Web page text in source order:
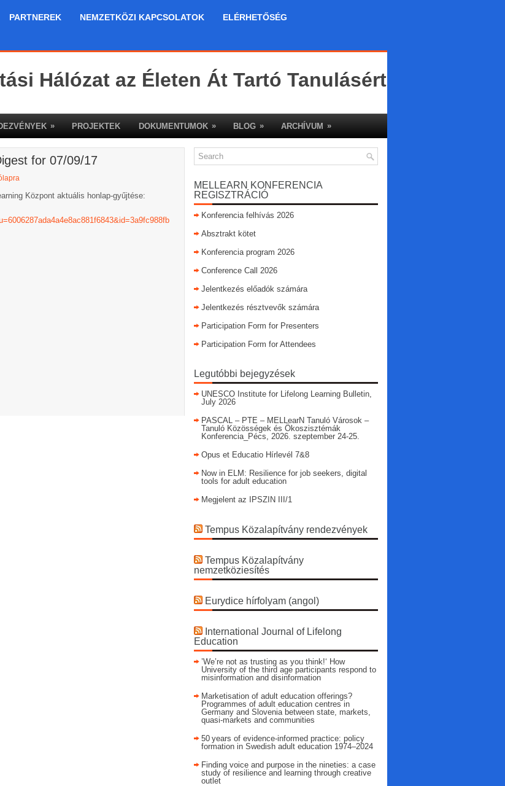
PARTNEREK NEMZETKÖZI KAPCSOLATOK ELÉRHETŐSÉG
Hálózat az Életen Át Tartó Tanulásért
» PROJEKTEK DOKUMENTUMOK » BLOG » ARCHÍVUM »
for 07/09/17
Központ aktuális honlap-gyűjtése:
MELLEARN KONFERENCIA
REGISZTRÁCIÓ
Konferencia felhívás 2026
Absztrakt kötet
Konferencia program 2026
Conference Call 2026
Jelentkezés előadók számára
Jelentkezés résztvevők számára
Participation Form for Presenters
Participation Form for Attendees
Legutóbbi bejegyzések
UNESCO Institute for Lifelong Learning Bulletin,
July 2026
PASCAL – PTE – MELLearN Tanuló Városok –
Tanuló Közösségek és Ökoszisztémák
Konferencia_Pécs, 2026. szeptember 24-25.
Opus et Educatio Hírlevél 7&8
Now in ELM: Resilience for job seekers, digital
tools for adult education
Megjelent az IPSZIN III/1
Tempus Közalapítvány rendezvények
Tempus Közalapítvány
nemzetköziesítés
Eurydice hírfolyam (angol)
International Journal of Lifelong
Education
’We’re not as trusting as you think!‘ How
University of the third age participants respond to
misinformation and disinformation
Marketisation of adult education offerings?
Programmes of adult education centres in
Germany and Slovenia between state, markets,
quasi-markets and communities
50 years of evidence‑informed practice: policy
formation in Swedish adult education 1974–2024
Finding voice and purpose in the nineties: a case
study of resilience and learning through creative
outlet